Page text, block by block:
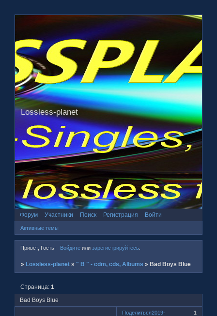
Lossless-planet
Форум Участники Поиск Регистрация Войти
Активные темы
Привет, Гость! Войдитеили зарегистрируйтесь.
» Lossless-planet » " B " - cdm, cds, Albums » Bad Boys Blue
Bad Boys Blue
Страница:1
Поделиться 1
2019-